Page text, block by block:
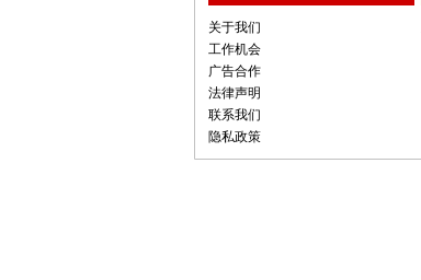
关于我们
工作机会
广告合作
法律声明
联系我们
隐私政策